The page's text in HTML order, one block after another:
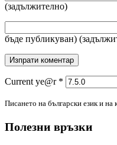
(задължително)
бъде публикуван)
Current ye@r *
Писането на български език и на
Полезни връзки